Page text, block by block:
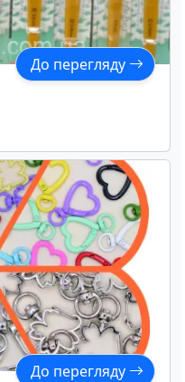
До перегляду
До перегляду